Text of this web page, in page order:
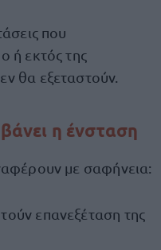
που
ή εκτός της
θα εξεταστούν.
η ένσταση
με σαφήνεια:
επανεξέταση της